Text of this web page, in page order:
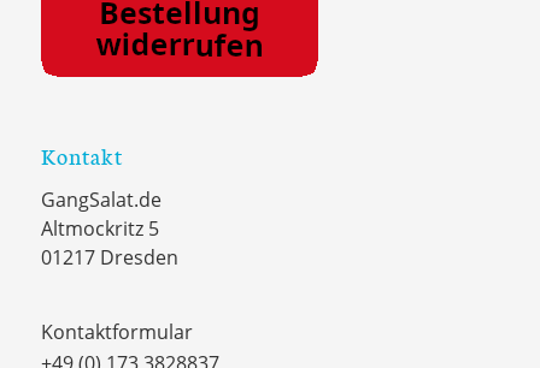
Kontakt
GangSalat.de
Altmockritz 5
01217 Dresden
Kontaktformular